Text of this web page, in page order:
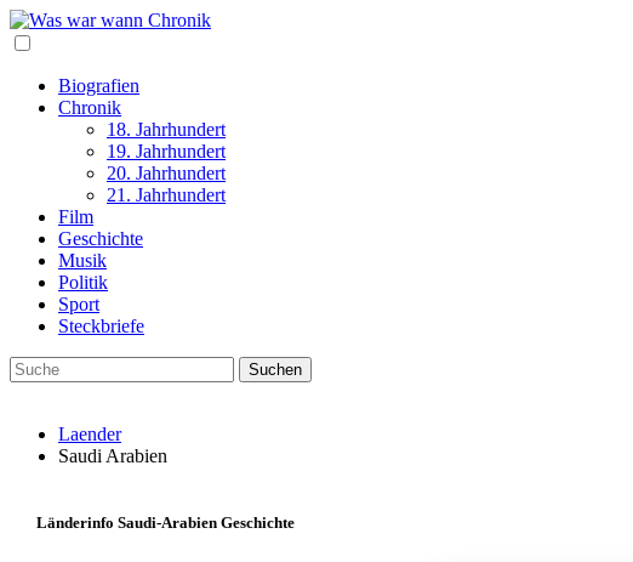
Biografien
Chronik
18. Jahrhundert
19. Jahrhundert
20. Jahrhundert
21. Jahrhundert
Film
Geschichte
Musik
Politik
Sport
Steckbriefe
Laender
Saudi Arabien
Länderinfo Saudi-Arabien Geschichte